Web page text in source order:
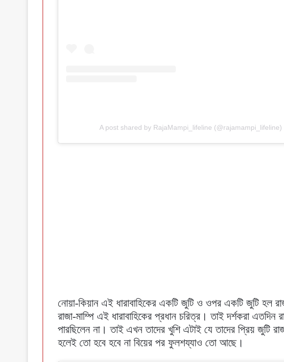
A post shared by RajaMampi_lifeline (@rajamampi_lifeline)
নোয়া-কিয়ান এই ধারাবাহিকের একটি জুটি ও ওপর একটি জুটি হল
রাজা-মাম্পি এই ধারাবাহিকের প্রধান চরিত্র। তাই দর্শকরা এতদিন
পারছিলেন না। তাই এখন তাদের খুশি এটাই যে তাদের প্রিয় জুটি
হলেই তো হবে হবে না বিয়ের পর ফুলশয্যাও তো আছে।